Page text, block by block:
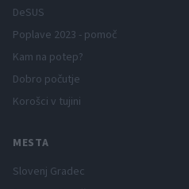
DeSUS
Poplave 2023 - pomoč
Kam na potep?
Dobro počutje
Korošci v tujini
MESTA
Slovenj Gradec